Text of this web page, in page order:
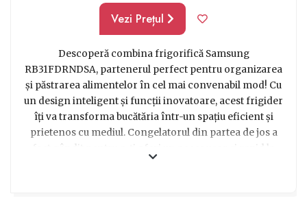
Vezi Prețul
Descoperă combina frigorifică Samsung
RB31FDRNDSA, partenerul perfect pentru organizarea
și păstrarea alimentelor în cel mai convenabil mod! Cu
un design inteligent și funcții inovatoare, acest frigider
îți va transforma bucătăria într-un spațiu eficient și
prietenos cu mediul. Congelatorul din partea de jos a
fost gândit pentru a-ți oferi un acces ușor și rapid la